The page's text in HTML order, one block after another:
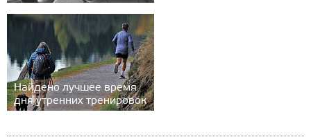
Найдено лучшее время
дня утренних тренировок